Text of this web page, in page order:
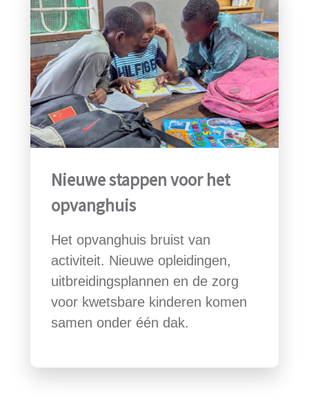
Nieuwe stappen voor het
opvanghuis
Het opvanghuis bruist van
activiteit. Nieuwe opleidingen,
uitbreidingsplannen en de zorg
voor kwetsbare kinderen komen
samen onder één dak.